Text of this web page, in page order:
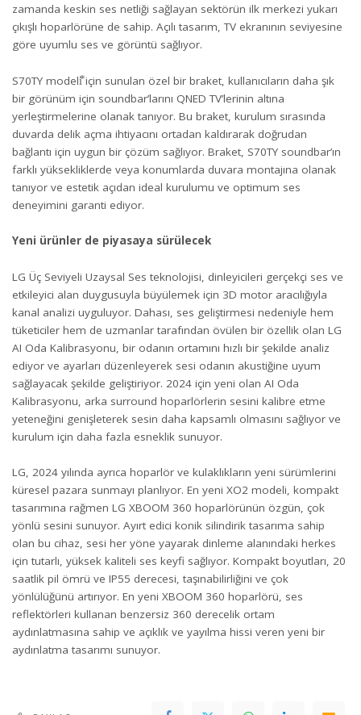
zamanda keskin ses netliği sağlayan sektörün ilk merkezi yukarı
çıkışlı hoparlörüne de sahip. Açılı tasarım, TV ekranının seviyesine
göre uyumlu ses ve görüntü sağlıyor.
S70TY modeli⃰ için sunulan özel bir braket, kullanıcıların daha şık
bir görünüm için soundbar’larını QNED TV’lerinin altına
yerleştirmelerine olanak tanıyor. Bu braket, kurulum sırasında
duvarda delik açma ihtiyacını ortadan kaldırarak doğrudan
bağlantı için uygun bir çözüm sağlıyor. Braket, S70TY soundbar’ın
farklı yüksekliklerde veya konumlarda duvara montajına olanak
tanıyor ve estetik açıdan ideal kurulumu ve optimum ses
deneyimini garanti ediyor.
Yeni ürünler de piyasaya sürülecek
LG Üç Seviyeli Uzaysal Ses teknolojisi, dinleyicileri gerçekçi ses ve
etkileyici alan duygusuyla büyülemek için 3D motor aracılığıyla
kanal analizi uyguluyor. Dahası, ses geliştirmesi nedeniyle hem
tüketiciler hem de uzmanlar tarafından övülen bir özellik olan LG
AI Oda Kalibrasyonu, bir odanın ortamını hızlı bir şekilde analiz
ediyor ve ayarları düzenleyerek sesi odanın akustiğine uyum
sağlayacak şekilde geliştiriyor. 2024 için yeni olan AI Oda
Kalibrasyonu, arka surround hoparlörlerin sesini kalibre etme
yeteneğini genişleterek sesin daha kapsamlı olmasını sağlıyor ve
kurulum için daha fazla esneklik sunuyor.
LG, 2024 yılında ayrıca hoparlör ve kulaklıkların yeni sürümlerini
küresel pazara sunmayı planlıyor. En yeni XO2 modeli, kompakt
tasarımına rağmen LG XBOOM 360 hoparlörünün özgün, çok
yönlü sesini sunuyor. Ayırt edici konik silindirik tasarıma sahip
olan bu cihaz, sesi her yöne yayarak dinleme alanındaki herkes
için tutarlı, yüksek kaliteli ses keyfi sağlıyor. Kompakt boyutları, 20
saatlik pil ömrü ve IP55 derecesi, taşınabilirliğini ve çok
yönlülüğünü artırıyor. En yeni XBOOM 360 hoparlörü, ses
reflektörleri kullanan benzersiz 360 derecelik ortam
aydınlatmasına sahip ve açıklık ve yayılma hissi veren yeni bir
aydınlatma tasarımı sunuyor.